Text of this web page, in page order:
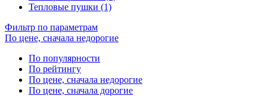
Тепловые пушки (1)
Фильтр по параметрам
По цене, сначала недорогие
По популярности
По рейтингу
По цене, сначала недорогие
По цене, сначала дорогие